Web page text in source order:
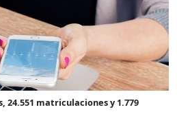
24.551 matriculaciones y 1.779